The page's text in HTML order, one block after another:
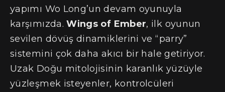
yapımı Wo Long’un devam oyunuyla
karşımızda.Wings of Ember, ilk oyunun
sevilen dövüş dinamiklerini ve “parry”
sistemini çok daha akıcı bir hale getiriyor.
Uzak Doğu mitolojisinin karanlık yüzüyle
yüzleşmek isteyenler, kontrolcüleri